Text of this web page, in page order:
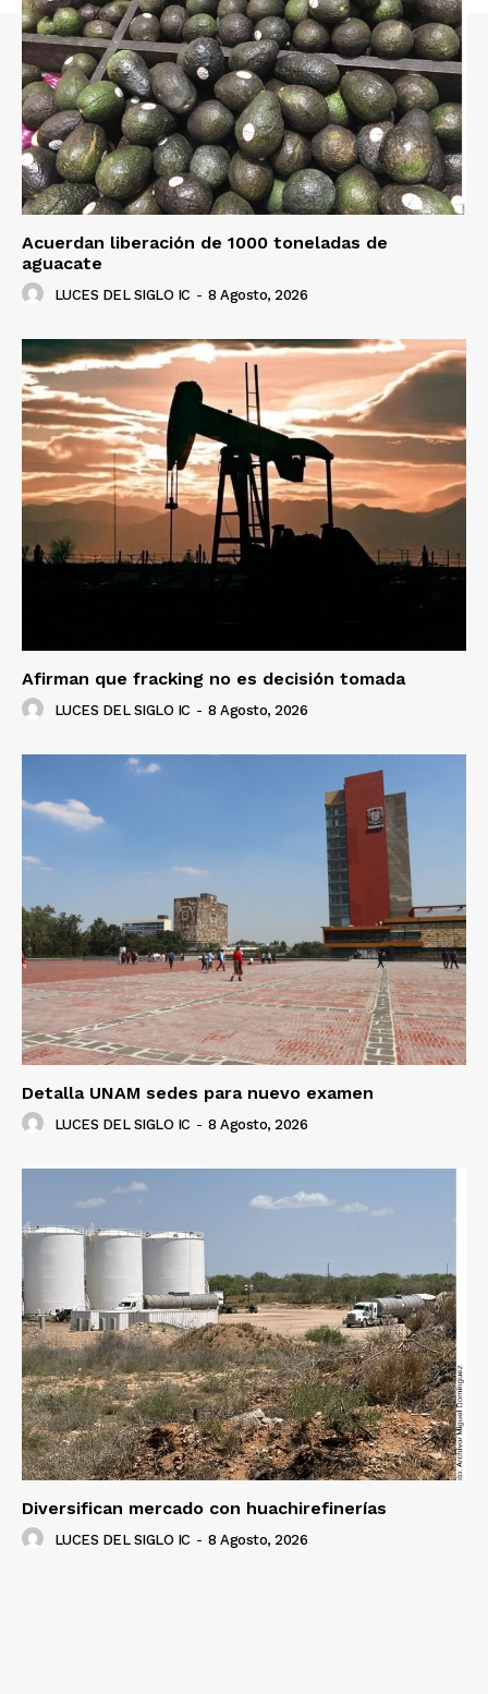
Luces
Del Siglo
Acuerdan liberación de 1000 toneladas de
aguacate
LUCES DEL SIGLO IC - 8 Agosto, 2026
Afirman que fracking no es decisión tomada
LUCES DEL SIGLO IC - 8 Agosto, 2026
Detalla UNAM sedes para nuevo examen
LUCES DEL SIGLO IC - 8 Agosto, 2026
Diversifican mercado con huachirefinerías
LUCES DEL SIGLO IC - 8 Agosto, 2026